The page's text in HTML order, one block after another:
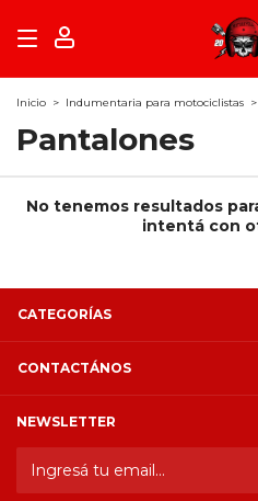
Inicio > Indumentaria para motociclistas >
Pantalones
No tenemos resultados
intentá con
CATEGORÍAS
CONTACTÁNOS
NEWSLETTER